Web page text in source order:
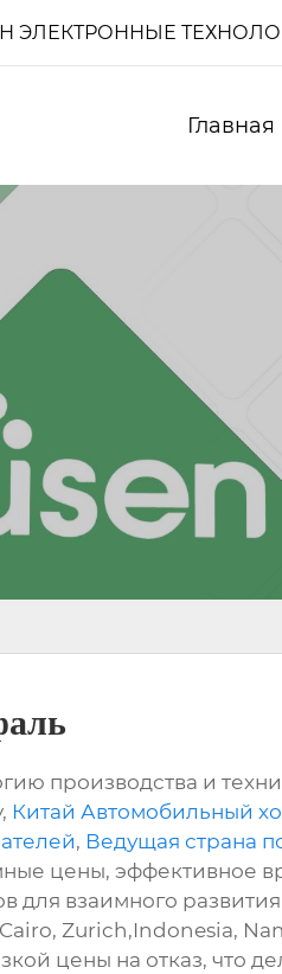
Главная
производства и
Китай Автомобильный
, Ведущая страна
цены, эффективное
для взаимного
Zurich,Indonesia,
цены на отказ, что